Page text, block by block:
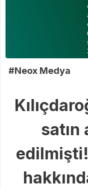
#Neox Medya
satın
edilmişti!